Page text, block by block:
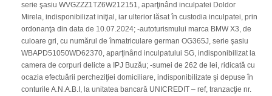
serie şasiu WVGZZZ1TZ6W212151, aparţinând inculpatei Doldor
Mirela, indisponibilizat iniţial, iar ulterior lăsat în custodia inculpatei, prin
ordonanţa din data de 10.07.2024; -autoturismului marca BMW X3, de
culoare gri, cu numărul de înmatriculare german OG365J, serie şasiu
WBAPD51050WD62370, aparţinând inculpatului SG, indisponibilizat la
camera de corpuri delicte a IPJ Buzău; -sumei de 262 de lei, ridicată cu
ocazia efectuării percheziţiei domiciliare, indisponibilizate şi depuse în
conturile A.N.A.B.I, la unitatea bancară UNICREDIT – ref, tranzacţie nr.